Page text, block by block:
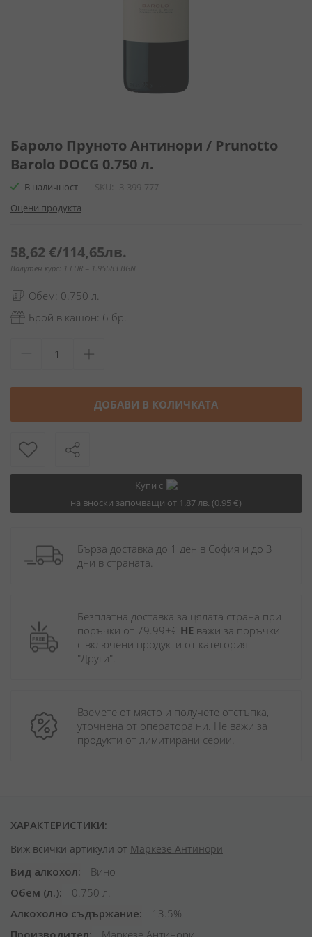
към
началото
на
галерия
снимки
Бароло Пруното Антинори / Prunotto
Barolo DOCG 0.750 л.
В наличност SKU
3-399-777
Оцени продукта
58,62 €/114,65лв.
Валутен курс: 1 EUR = 1.95583 BGN
Обем: 0.750 л.
Брой в кашон: 6 бр.
ДОБАВИ В КОЛИЧКАТА
Купи с
на вноски започващи от 1.87 лв. (0.95 €)
Бърза доставка до 1 ден в София и до 3
дни в страната.
Безплатна доставка за цялата страна при
поръчки от 79.99+€ НЕ важи за поръчки
с включени продукти от категория
"Други".
Вземете от място и получете отстъпка,
уточнена от оператора ни. Не важи за
продукти от лимитирани серии.
ХАРАКТЕРИСТИКИ:
Виж всички артикули от Маркезе Антинори
Вид алкохол
Вино
Обем (л.)
0.750 л.
Алкохолно съдържание
13.5%
Производител
Маркезе Антинори